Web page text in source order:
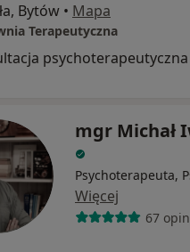
Bytów • Mapa
Terapeutyczna
mgr Michał
Psychoterapeuta,
Więcej
67